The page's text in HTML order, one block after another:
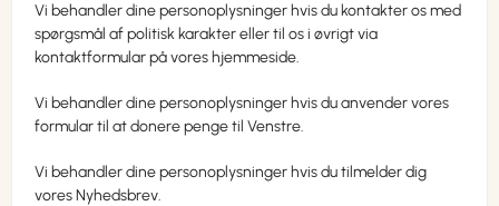
Vi behandler dine personoplysninger hvis du kontakter os med
spørgsmål af politisk karakter eller til os i øvrigt via
kontaktformular på vores hjemmeside.
Vi behandler dine personoplysninger hvis du anvender vores
formular til at donere penge til Venstre.
Vi behandler dine personoplysninger hvis du tilmelder dig
vores Nyhedsbrev.